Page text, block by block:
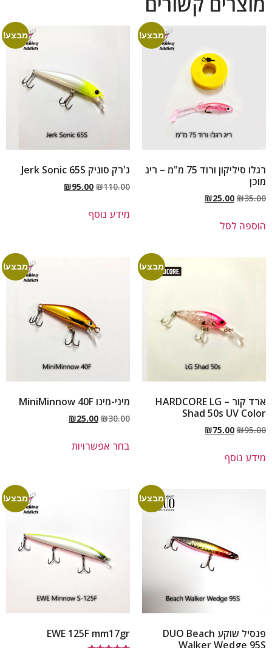
מבצע!
רגלו סיליקון ורוד 75 מ"מ – ריג
מוכן
₪35.00
₪25.00
הוספה לסל
מבצע!
ג'רק סוניק Jerk Sonic 65S
₪110.00
₪95.00
מידע נוסף
מבצע!
ארד קור – HARDCORE LG
Shad 50s UV Color
₪95.00
₪75.00
מידע נוסף
מבצע!
מיני-מינו MiniMinnow 40F
₪30.00
₪25.00
בחר אפשרויות
מבצע!
פנסיל שוקע DUO Beach
Walker Wedge 95S
מבצע!
EWE 125F mm17gr